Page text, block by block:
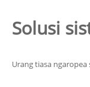
Solusi
Urang tiasa